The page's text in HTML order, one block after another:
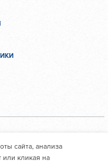
сайта, анализа
или кликая на